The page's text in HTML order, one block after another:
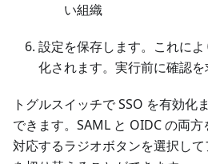
い組織
設定を保存します。これに
化されます。実行前に確認を
トグルスイッチで SSO を有効化
できます。SAML と OIDC の両方
対応するラジオボタンを選択し